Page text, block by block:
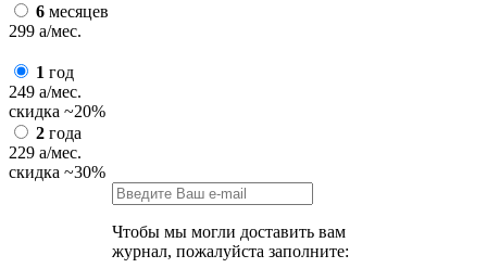
6 месяцев
299 a/мес.
1 год
249 a/мес.
скидка ~20%
2 года
229 a/мес.
скидка ~30%
Чтобы мы могли доставить вам
журнал, пожалуйста заполните: